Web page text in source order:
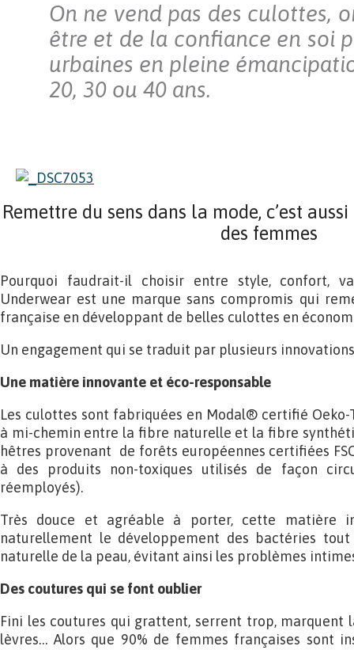
On ne vend pas des culottes,
être et de la confiance en soi
urbaines en pleine
20, 30 ou 40 ans.
Remettre du sens dans la mode, c’est
des femmes
Pourquoi faudrait-il choisir entre style, confort,
Underwear est une marque sans compromis qui
française en développant de belles culottes en
Un engagement qui se traduit par plusieurs
Une matière innovante et éco-responsable
Les culottes sont fabriquées en Modal® certifié
à mi-chemin entre la fibre naturelle et la fibre
hêtres provenant de forêts européennes certifiées
à des produits non-toxiques utilisés de façon
réemployés).
Très douce et agréable à porter, cette matière
naturellement le développement des bactéries tout
naturelle de la peau, évitant ainsi les problèmes
Des coutures qui se font oublier
Fini les coutures qui grattent, serrent trop, marquent
lèvres… Alors que 90% de femmes françaises sont